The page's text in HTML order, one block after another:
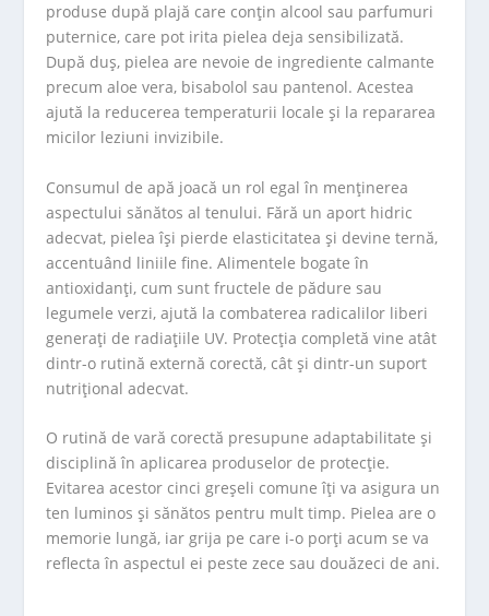
produse după plajă care conțin alcool sau parfumuri
puternice, care pot irita pielea deja sensibilizată.
După duș, pielea are nevoie de ingrediente calmante
precum aloe vera, bisabolol sau pantenol. Acestea
ajută la reducerea temperaturii locale și la repararea
micilor leziuni invizibile.
Consumul de apă joacă un rol egal în menținerea
aspectului sănătos al tenului. Fără un aport hidric
adecvat, pielea își pierde elasticitatea și devine ternă,
accentuând liniile fine. Alimentele bogate în
antioxidanți, cum sunt fructele de pădure sau
legumele verzi, ajută la combaterea radicalilor liberi
generați de radiațiile UV. Protecția completă vine atât
dintr-o rutină externă corectă, cât și dintr-un suport
nutrițional adecvat.
O rutină de vară corectă presupune adaptabilitate și
disciplină în aplicarea produselor de protecție.
Evitarea acestor cinci greșeli comune îți va asigura un
ten luminos și sănătos pentru mult timp. Pielea are o
memorie lungă, iar grija pe care i-o porți acum se va
reflecta în aspectul ei peste zece sau douăzeci de ani.